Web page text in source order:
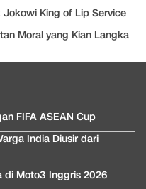
Jokowi King of Lip Service
Moral yang Kian Langka
FIFA ASEAN Cup
India Diusir dari
di Moto3 Inggris 2026